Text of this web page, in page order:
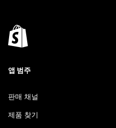
앱 범주
판매 채널
제품 찾기